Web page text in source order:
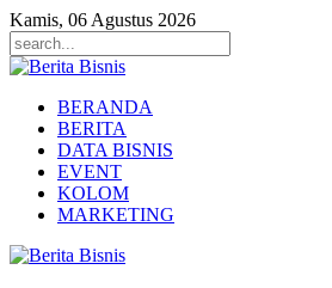
Kamis, 06 Agustus 2026
BERANDA
BERITA
DATA BISNIS
EVENT
KOLOM
MARKETING